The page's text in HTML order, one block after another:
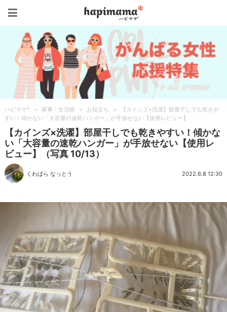
ハピママ* > 家事・生活術 > お役立ち >
【カインズ×洗濯】部屋干しでも乾きや
すい！傾かない「大容量の速乾ハンガー」が手放せない【使用レビュー】
【カインズ×洗濯】部屋干しでも乾きやすい！傾かな
い「大容量の速乾ハンガー」が手放せない【使用レ
ビュー】（写真 10/13）
くわばら なっとう 2022.6.8 12:30